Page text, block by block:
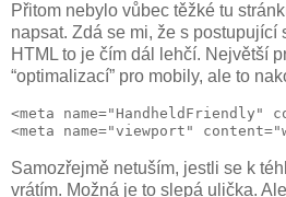
Přitom nebylo vůbec těžké tu
napsat. Zdá se mi, že s postupující
HTML to je čím dál lehčí. Největší
“optimalizací” pro mobily, ale to
<meta name="HandheldFriendly"
<meta name="viewport"
Samozřejmě netuším, jestli se k
vrátím. Možná je to slepá ulička.